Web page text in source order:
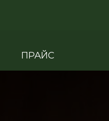
ПРАЙС